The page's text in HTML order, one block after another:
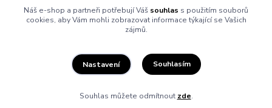
Tomáš Vlček
+420 702 090 443
volejte od 9,00 - 20,00 hod
info@elektromaterial.cz
Náš e-shop a partneři potřebují Váš souhlas s použitím souborů
cookies, aby Vám mohli zobrazovat informace týkající se Vašich
zájmů.
Nastavení Souhlasím
Souhlas můžete odmítnout zde.